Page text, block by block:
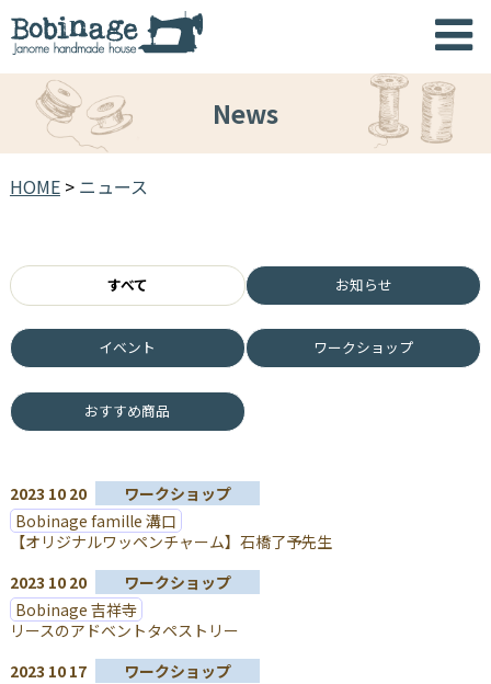
News
HOME> ニュース
すべて お知らせ
イベント ワークショップ
おすすめ商品
2023 10 20
ワークショップ
Bobinage famille 溝口
【オリジナルワッペンチャーム】石橋了予先生
2023 10 20
ワークショップ
Bobinage 吉祥寺
リースのアドベントタペストリー
2023 10 17
ワークショップ